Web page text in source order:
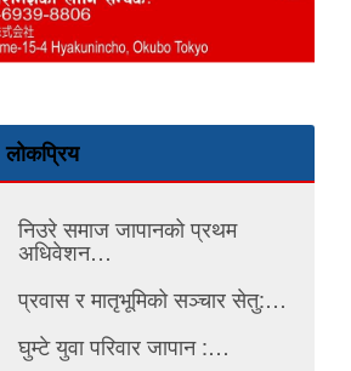
लोकप्रिय
निउरे समाज जापानको प्रथम
अधिवेशन…
प्रवास र मातृभूमिको सञ्चार सेतु:…
घुम्टे युवा परिवार जापान :…